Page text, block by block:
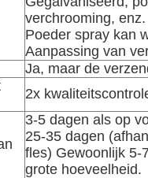
verchrooming, enz.
Poeder spray kan
Aanpassing van
Ja, maar de
2x
3-5 dagen als op
25-35 dagen
fles) Gewoonlijk 5-
grote hoeveelheid.